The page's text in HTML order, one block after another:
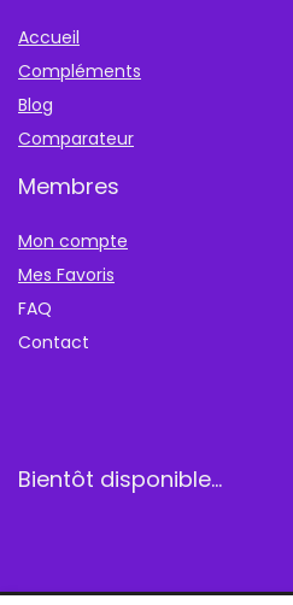
Accueil
Compléments
Blog
Comparateur
Membres
Mon compte
Mes Favoris
FAQ
Contact
Bientôt disponible…